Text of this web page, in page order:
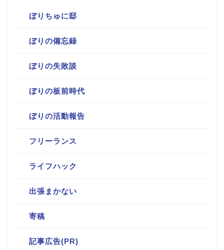
ぼりちゅに邸
ぼりの備忘録
ぼりの失敗談
ぼりの板前時代
ぼりの活動報告
フリーランス
ライフハック
出張まかない
寄稿
記事広告(PR)